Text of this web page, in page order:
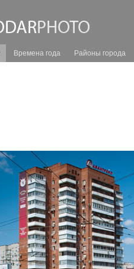
Времена года Районы города